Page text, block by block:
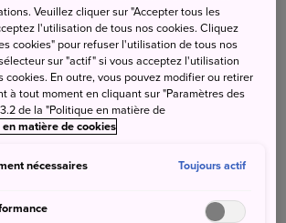
2025
Tourism Organization
Veuillez cliquer sur "Accepter tous les
l'utilisation de tous nos cookies. Cliquez
cookies" pour refuser l'utilisation de tous nos
sur "actif" si vous acceptez l'utilisation
cookies. En outre, vous pouvez modifier ou retirer
à tout moment en cliquant sur "Paramètres des
de la "Politique en matière de
matière de cookies
nécessaires Toujours actif